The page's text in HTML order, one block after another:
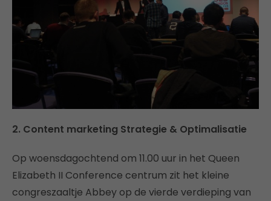
2. Content marketing Strategie & Optimalisatie
Op woensdagochtend om 11.00 uur in het Queen
Elizabeth II Conference centrum zit het kleine
congreszaaltje Abbey op de vierde verdieping van